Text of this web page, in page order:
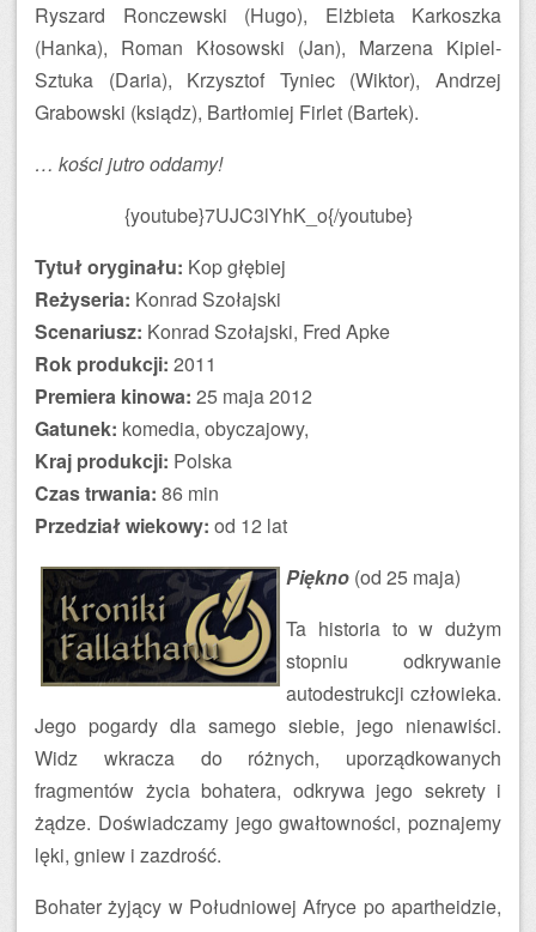
Ryszard Ronczewski (Hugo), Elżbieta Karkoszka
(Hanka), Roman Kłosowski (Jan), Marzena Kipiel-
Sztuka (Daria), Krzysztof Tyniec (Wiktor), Andrzej
Grabowski (ksiądz), Bartłomiej Firlet (Bartek).
… kości jutro oddamy!
{youtube}7UJC3lYhK_o{/youtube}
Tytuł oryginału: Kop głębiej
Reżyseria: Konrad Szołajski
Scenariusz: Konrad Szołajski, Fred Apke
Rok produkcji: 2011
Premiera kinowa: 25 maja 2012
Gatunek: komedia, obyczajowy,
Kraj produkcji: Polska
Czas trwania: 86 min
Przedział wiekowy: od 12 lat
Piękno (od 25 maja)
Ta historia to w dużym
stopniu odkrywanie
autodestrukcji człowieka.
Jego pogardy dla samego siebie, jego nienawiści.
Widz wkracza do różnych, uporządkowanych
fragmentów życia bohatera, odkrywa jego sekrety i
żądze. Doświadczamy jego gwałtowności, poznajemy
lęki, gniew i zazdrość.
Bohater żyjący w Południowej Afryce po apartheidzie,